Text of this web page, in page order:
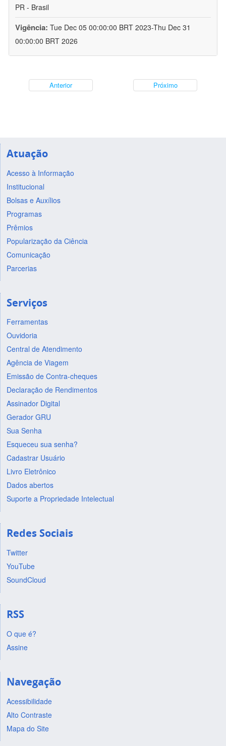
PR - Brasil
Vigência: Tue Dec 05 00:00:00 BRT 2023-Thu Dec 31
00:00:00 BRT 2026
Anterior Próximo
Atuação
Acesso à Informação
Institucional
Bolsas e Auxílios
Programas
Prêmios
Popularização da Ciência
Comunicação
Parcerias
Serviços
Ferramentas
Ouvidoria
Central de Atendimento
Agência de Viagem
Emissão de Contra-cheques
Declaração de Rendimentos
Assinador Digital
Gerador GRU
Sua Senha
Esqueceu sua senha?
Cadastrar Usuário
Livro Eletrônico
Dados abertos
Suporte a Propriedade Intelectual
Redes Sociais
Twitter
YouTube
SoundCloud
RSS
O que é?
Assine
Navegação
Acessibilidade
Alto Contraste
Mapa do Site